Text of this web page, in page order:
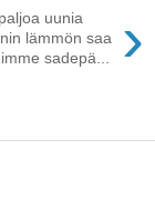
›
uunia
lämmön saa
sadepä...